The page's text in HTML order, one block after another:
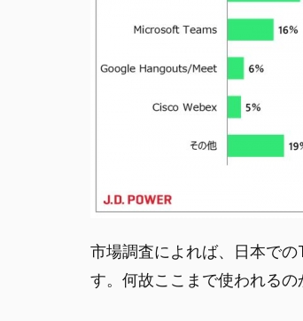
市場調査によれば、日本での
す。何故ここまで使われるの